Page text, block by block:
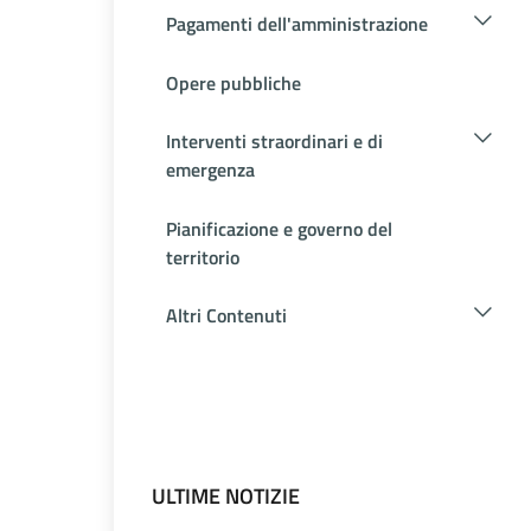
Pagamenti dell'amministrazione
Opere pubbliche
Interventi straordinari e di
emergenza
Pianificazione e governo del
territorio
Altri Contenuti
ULTIME NOTIZIE